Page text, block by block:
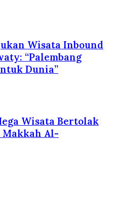
Wisata Inbound
“Palembang
Dunia”
Wisata Bertolak
Al-